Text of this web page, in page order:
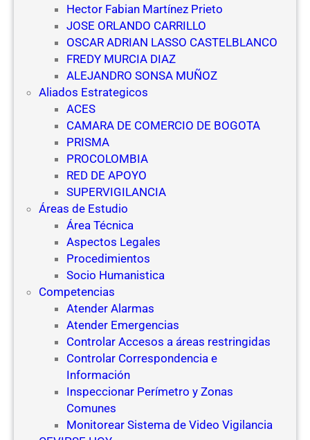
Hector Fabian Martínez Prieto
JOSE ORLANDO CARRILLO
OSCAR ADRIAN LASSO CASTELBLANCO
FREDY MURCIA DIAZ
ALEJANDRO SONSA MUÑOZ
Aliados Estrategicos
ACES
CAMARA DE COMERCIO DE BOGOTA
PRISMA
PROCOLOMBIA
RED DE APOYO
SUPERVIGILANCIA
Áreas de Estudio
Área Técnica
Aspectos Legales
Procedimientos
Socio Humanistica
Competencias
Atender Alarmas
Atender Emergencias
Controlar Accesos a áreas restringidas
Controlar Correspondencia e
Información
Inspeccionar Perímetro y Zonas
Comunes
Monitorear Sistema de Video Vigilancia